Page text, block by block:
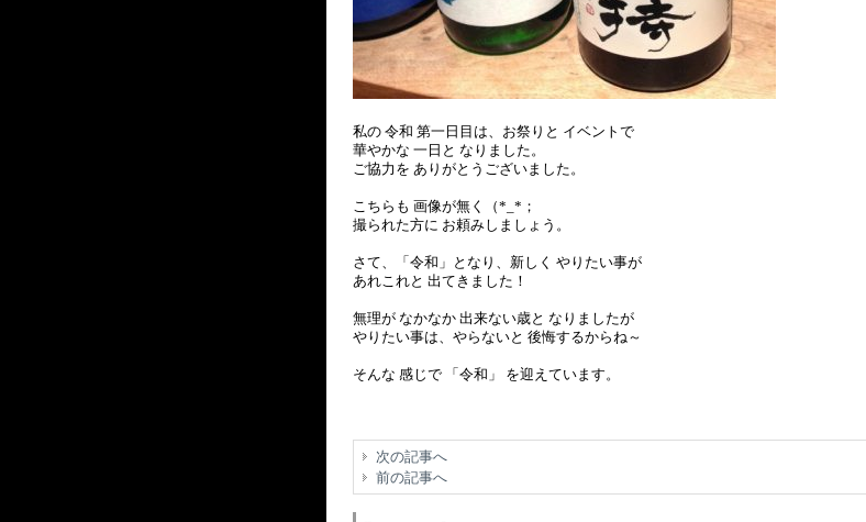
私の 令和 第一日目は、お祭りと イベントで
華やかな 一日と なりました。
ご協力を ありがとうございました。
こちらも 画像が無く（*_*；
撮られた方に お頼みしましょう。
さて、「令和」となり、新しく やりたい事が
あれこれと 出てきました！
無理が なかなか 出来ない歳と なりましたが
やりたい事は、やらないと 後悔するからね～
そんな 感じで 「令和」 を迎えています。
次の記事へ
前の記事へ